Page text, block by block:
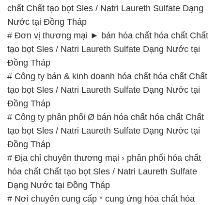
chất Chất tạo bọt Sles / Natri Laureth Sulfate Dạng
Nước tại Đồng Tháp
# Đơn vị thương mại ► bán hóa chất hóa chất Chất
tạo bọt Sles / Natri Laureth Sulfate Dạng Nước tại
Đồng Tháp
# Công ty bán & kinh doanh hóa chất hóa chất Chất
tạo bọt Sles / Natri Laureth Sulfate Dạng Nước tại
Đồng Tháp
# Công ty phân phối Ø bán hóa chất hóa chất Chất
tạo bọt Sles / Natri Laureth Sulfate Dạng Nước tại
Đồng Tháp
# Địa chỉ chuyên thương mại › phân phối hóa chất
hóa chất Chất tạo bọt Sles / Natri Laureth Sulfate
Dạng Nước tại Đồng Tháp
# Nơi chuyên cung cấp * cung ứng hóa chất hóa